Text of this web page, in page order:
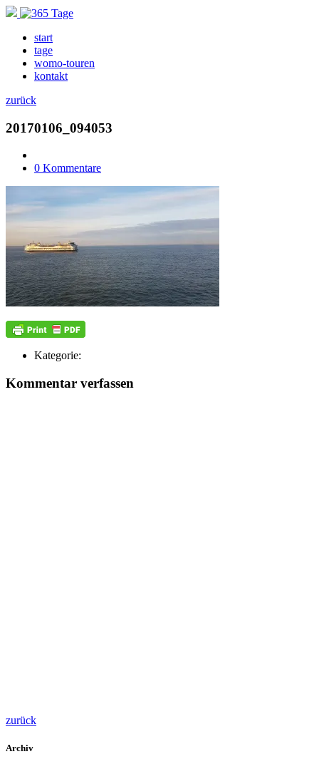
start
tage
womo-touren
kontakt
zurück
20170106_094053
0 Kommentare
Kategorie:
Kommentar verfassen
zurück
Archiv